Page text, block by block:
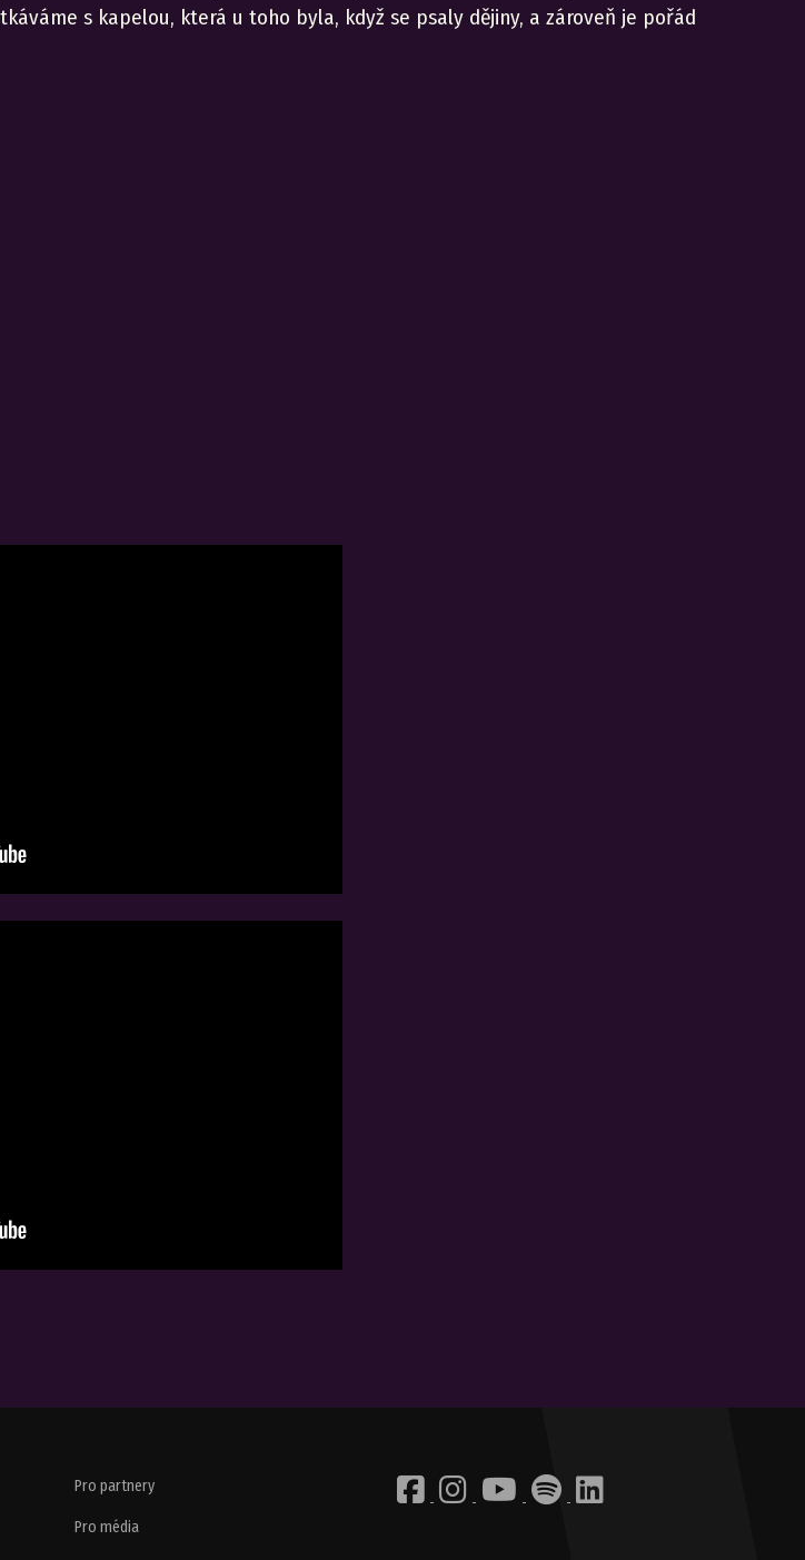
s kapelou, která u toho byla, když se psaly dějiny, a zároveň je pořád
Pro partnery
Pro média